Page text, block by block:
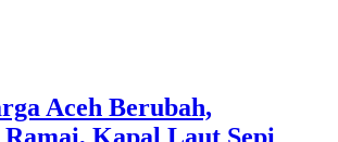
Aceh Berubah,